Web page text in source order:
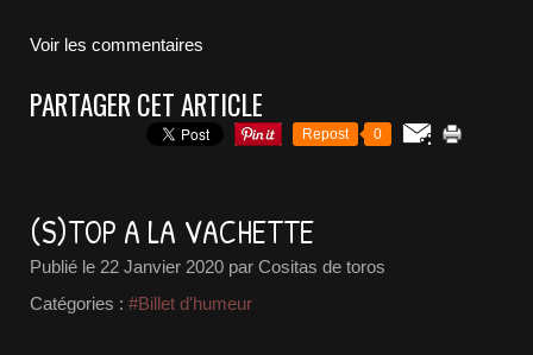
Voir les commentaires
PARTAGER CET ARTICLE
Repost 0
(S)TOP A LA VACHETTE
Publié le 22 Janvier 2020 par Cositas de toros
Catégories : #Billet d'humeur